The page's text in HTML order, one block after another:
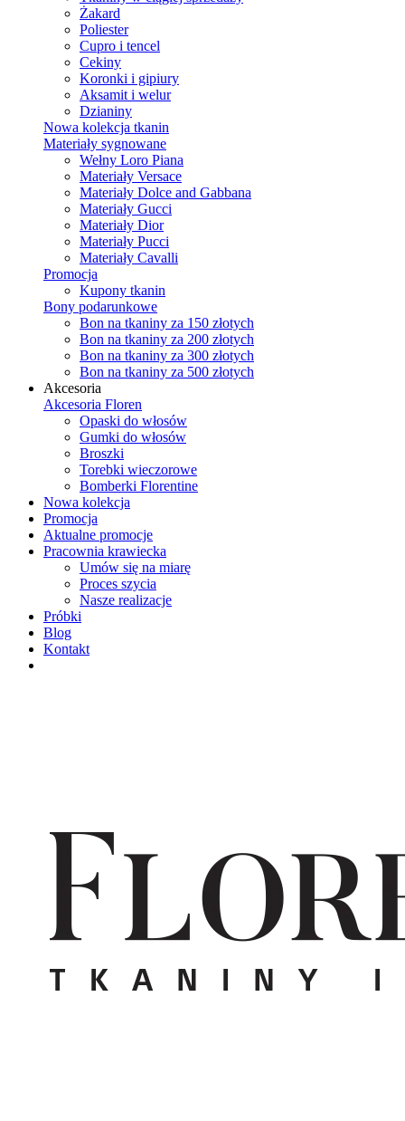
Żakard
Poliester
Cupro i tencel
Cekiny
Koronki i gipiury
Aksamit i welur
Dzianiny
Nowa kolekcja tkanin
Materiały sygnowane
Wełny Loro Piana
Materiały Versace
Materiały Dolce and Gabbana
Materiały Gucci
Materiały Dior
Materiały Pucci
Materiały Cavalli
Promocja
Kupony tkanin
Bony podarunkowe
Bon na tkaniny za 150 złotych
Bon na tkaniny za 200 złotych
Bon na tkaniny za 300 złotych
Bon na tkaniny za 500 złotych
Akcesoria
Akcesoria Floren
Opaski do włosów
Gumki do włosów
Broszki
Torebki wieczorowe
Bomberki Florentine
Nowa kolekcja
Promocja
Aktualne promocje
Pracownia krawiecka
Umów się na miarę
Proces szycia
Nasze realizacje
Próbki
Blog
Kontakt